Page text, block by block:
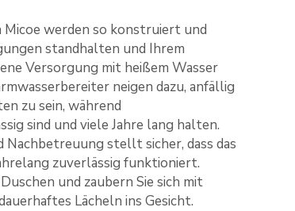
werden so konstruiert und
standhalten und Ihrem
Versorgung mit heißem Wasser
neigen dazu, anfällig
zu sein, während
sind und viele Jahre lang halten.
stellt sicher, dass das
zuverlässig funktioniert.
und zaubern Sie sich mit
Lächeln ins Gesicht.